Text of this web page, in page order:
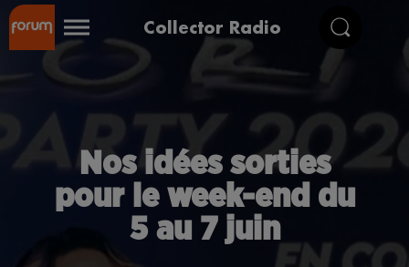
Collector Radio
Nos idées sorties
pour le week-end du
5 au 7 juin